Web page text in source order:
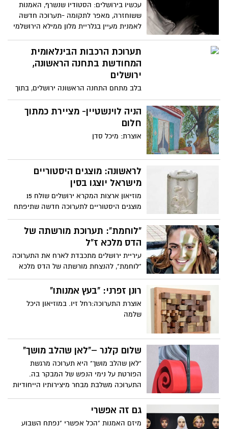
תגובות ושיתופים ברשתות החברתיות
עכשיו בירושלים: הסטודיו שנשרף, האמנות
ששוחזרה, מאפר לתקומה -תערוכה חדשה
לאמנית מעיין בגלריית מלון ממילא הירושלמי
תערוכת הרכבות הבינלאומית
המחודשת בתחנה הראשונה,
ירושלים
בלב מתחם התחנה הראשונה ירושלים, בתוך
קרון שבעבר היה קרון נוסעים פעיל, נמצאת
תערוכת הרכבות הבינלאומית המחודשת של
עולם הרכבות
הניה לוינשטיין- מציירת כמתוך
חלום
אוצרת: מיכל סדן
לראשונה: מוצגים היסטוריים
מישראל יוצגו בסין
מוזיאון ארצות המקרא ירושלים שולח 15
מוצגים היסטוריים לתערוכה חדשה שתיפתח
במוזיאון אוניברסיטת סיצ'ואן בעיר צֶ'נגדוּ
שבסין ב-21 באוקטובר. התערוכה החדשה
תשווה בין שתי תרבויות הענק שהתפתחו
ולמרות שאלפי קילומטרים מפרידים ביניהן -
התערוכה חושפת את הדמיון הקיים בין
המזרח למערב
"לוחמת": תערוכת מורשתה של
הדס מלכא ז"ל
עיריית ירושלים מתכבדת לארח את התערוכה
"לוחמת", להנצחת מורשתה של הדס מלכא
ז"ל. התערוכה תיפתח במעמד ראש העיר ניר
ברקת, נציגי מג"ב ירושלים, משרד הביטחון
התשע"ט בשעה 18:00, ותוצג עד סוף חודש
רונן זפרני: "בעץ אמנותו"
אוצרת התערוכה:רחל זיו. במוזיאון היכל
שלמה
שלום קלנר –"לאן שהלב מושך"
"לאן שהלב מושך" היא תערוכה מרגשת
הפורטת על נימי הנפש של המבקר בה.
התערוכה משלבת מבחר מיצירותיו הייחודיות
גם זה אפשרי
מיזם האמנות "הכל אפשרי "נפתח השבוע